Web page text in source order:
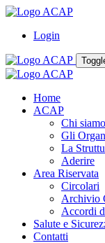
Login
Home
ACAP
Chi siamo
Gli
La
Aderire
Area Riservata
Circolari
Archivio
Accordi
Salute e
Contatti